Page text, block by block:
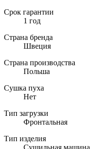
Срок гарантии
1 год
Страна бренда
Швеция
Страна производства
Польша
Сушка пуха
Нет
Тип загрузки
Фронтальная
Тип изделия
Сушильная машина